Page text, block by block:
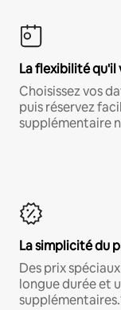
La flexibilité qu'il
Choisissez vos
puis réservez
supplémentaire
La simplicité du
Des prix
longue durée et